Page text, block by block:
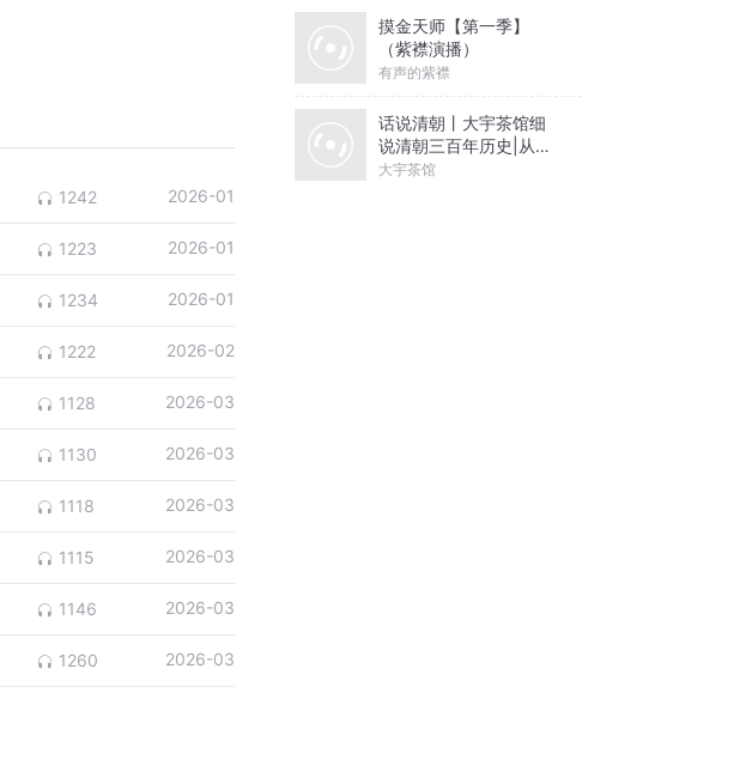
1242 2026-01
1223 2026-01
1234 2026-01
1222 2026-02
1128 2026-03
1130 2026-03
1118 2026-03
1115 2026-03
1146 2026-03
1260 2026-03
摸金天师【第一季】
（紫襟演播）
有声的紫襟
话说清朝丨大宇茶馆细
说清朝三百年历史|从努
尔哈赤到末代皇帝溥仪|
大宇茶馆